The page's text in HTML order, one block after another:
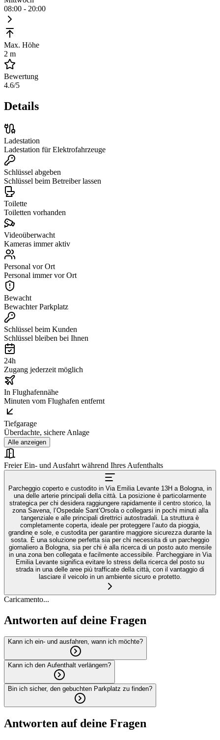
08:00 - 20:00
Max. Höhe
2 m
Bewertung
4.6/5
Details
Ladestation
Ladestation für Elektrofahrzeuge
Schlüssel abgeben
Schlüssel beim Betreiber lassen
Toilette
Toiletten vorhanden
Videoüberwacht
Kameras immer aktiv
Personal vor Ort
Personal immer vor Ort
Bewacht
Bewachter Parkplatz
Schlüssel beim Kunden
Schlüssel bleiben bei Ihnen
24h
Zugang jederzeit möglich
In Flughafennähe
Minuten vom Flughafen entfernt
Tiefgarage
Überdachte, sichere Anlage
Alle anzeigen
Freier Ein- und Ausfahrt während Ihres Aufenthalts
Parcheggio coperto e custodito in Via Emilia Levante 13H a Bologna, in
una delle arterie principali della città. La posizione è particolarmente
strategica per chi desidera raggiungere rapidamente il centro storico, la
zona Savena, l’Ospedale Sant’Orsola o collegarsi in pochi minuti alla
tangenziale e alle principali direttrici autostradali. La struttura è
completamente coperta, ideale per proteggere l’auto da pioggia,
grandine e sole, e custodita per garantire maggiore sicurezza durante la
sosta. È una soluzione perfetta sia per chi necessita di un parcheggio
giornaliero a Bologna, sia per chi è alla ricerca di un posto auto mensile
in una zona ben collegata e facilmente accessibile. Parcheggiare in Via
Emilia Levante significa evitare lo stress della ricerca del posto su
strada in una delle aree più trafficate della città, con il vantaggio di
lasciare il veicolo in un ambiente sicuro e protetto.
Caricamento...
Antworten auf deine Fragen
Kann ich ein- und ausfahren, wann ich möchte?
Kann ich den Aufenthalt verlängern?
Bin ich sicher, den gebuchten Parkplatz zu finden?
Antworten auf deine Fragen